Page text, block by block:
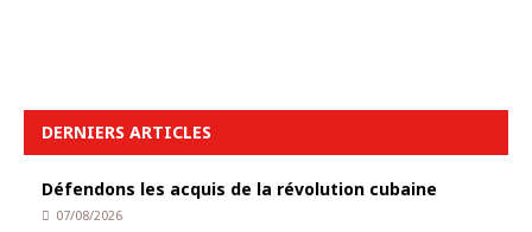
DERNIERS ARTICLES
Défendons les acquis de la révolution cubaine
07/08/2026